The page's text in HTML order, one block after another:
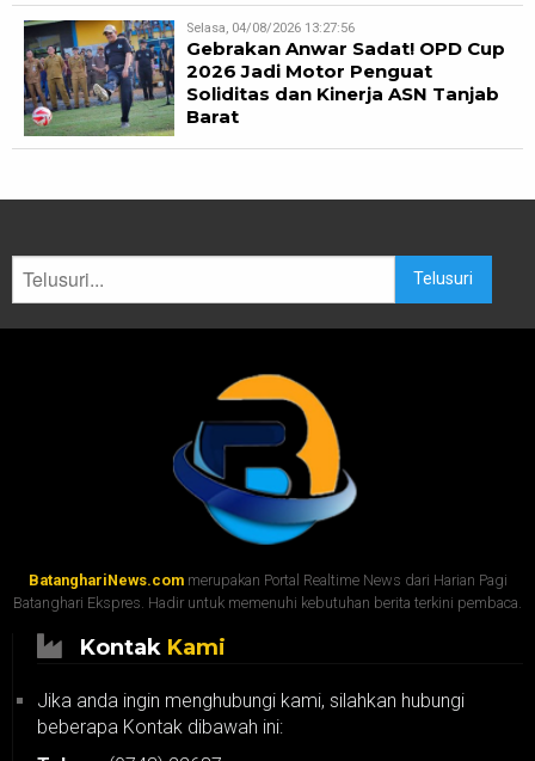
Selasa, 04/08/2026 13:27:56
Gebrakan Anwar Sadat! OPD Cup
2026 Jadi Motor Penguat
Soliditas dan Kinerja ASN Tanjab
Barat
Telusuri
BatanghariNews.commerupakan Portal Realtime News dari Harian Pagi
Batanghari Ekspres. Hadir untuk memenuhi kebutuhan berita terkini pembaca.
Kontak Kami
Jika anda ingin menghubungi kami, silahkan hubungi
beberapa Kontak dibawah ini: